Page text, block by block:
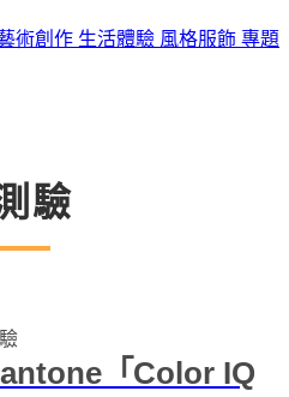
術創作 生活體驗 風格服飾 專題
驗
「Color IQ